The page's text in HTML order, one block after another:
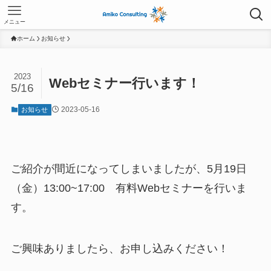
メニュー
ホーム お知らせ
Webセミナー行います！
2023
5/16
お知らせ 2023-05-16
ご紹介が間近になってしまいましたが、5月19日
（金）13:00~17:00 有料Webセミナーを行いま
す。
ご興味ありましたら、お申し込みください！